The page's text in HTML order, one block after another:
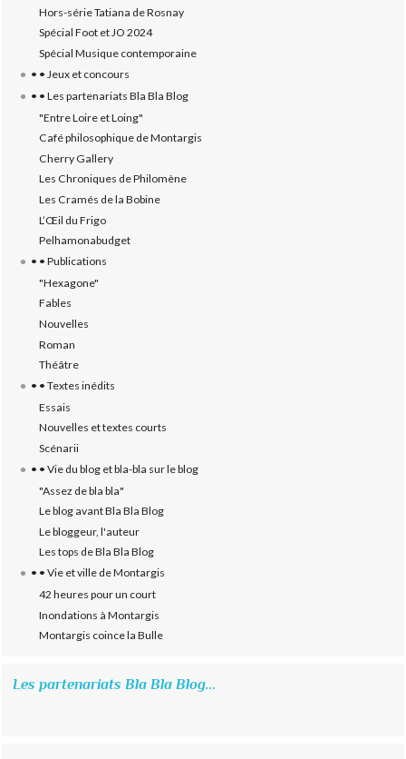
Hors-série Tatiana de Rosnay
Spécial Foot et JO 2024
Spécial Musique contemporaine
• • Jeux et concours
• • Les partenariats Bla Bla Blog
"Entre Loire et Loing"
Café philosophique de Montargis
Cherry Gallery
Les Chroniques de Philomène
Les Cramés de la Bobine
L’‎Œil du Frigo
Pelhamonabudget
• • Publications
"Hexagone"
Fables
Nouvelles
Roman
Théâtre
• • Textes inédits
Essais
Nouvelles et textes courts
Scénarii
• • Vie du blog et bla-bla sur le blog
"Assez de bla bla"
Le blog avant Bla Bla Blog
Le bloggeur, l'auteur
Les tops de Bla Bla Blog
• • Vie et ville de Montargis
42 heures pour un court
Inondations à Montargis
Montargis coince la Bulle
Les partenariats Bla Bla Blog...